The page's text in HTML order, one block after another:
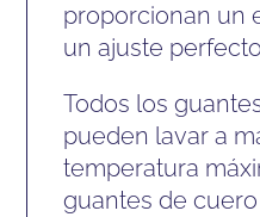
proporcionan un
un ajuste
Todos los
pueden lavar a
temperatura
guantes de